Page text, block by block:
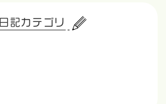
日記カテゴリ